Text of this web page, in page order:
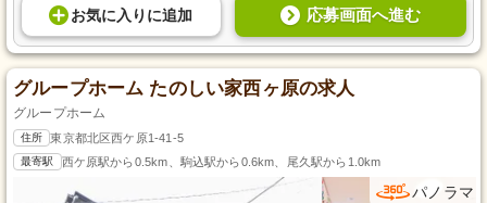
お気に入り に追加 応募画面へ進む
グループホーム たのしい家西ヶ原の求人
グループホーム
住所 東京都北区西ケ原1-41-5
最寄駅 西ケ原駅から0.5km、駒込駅から0.6km、尾久駅から1.0km
パノラマ